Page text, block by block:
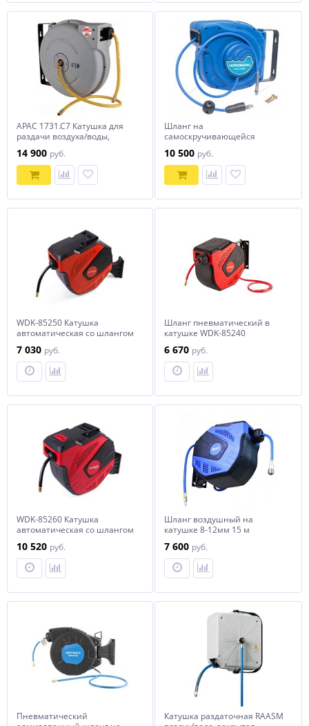
APAC 1731.C7 Катушка для
раздачи воздуха/воды,
14 900 руб.
Шланг на
самоскручивающейся
10 500 руб.
WDK-85250 Катушка
автоматическая со шлангом
7 030 руб.
Шланг пневматический в
катушке WDK-85240
6 670 руб.
WDK-85260 Катушка
автоматическая со шлангом
10 520 руб.
Шланг воздушный на
катушке 8-12мм 15 м
7 600 руб.
Пневматический
Катушка раздаточная RAASM